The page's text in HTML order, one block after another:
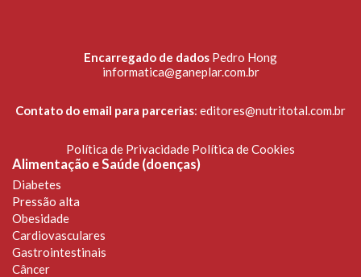
Encarregado de dados Pedro Hong
informatica@ganeplar.com.br
Contato do email para parcerias: editores@nutritotal.com.br
Política de Privacidade Política de Cookies
Alimentação e Saúde (doenças)
Diabetes
Pressão alta
Obesidade
Cardiovasculares
Gastrointestinais
Câncer